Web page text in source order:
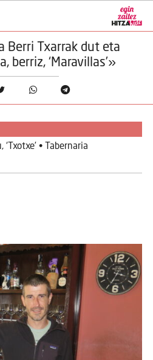
Berri Txarrak dut eta
berriz, ‘Maravillas’»
• Tabernaria